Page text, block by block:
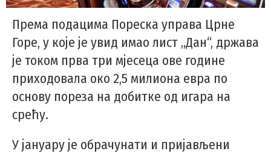
Према подацима Пореска управа Црне
Горе, у које је увид имао лист „Дан“, држава
је током прва три мјесеца ове године
приходовала око 2,5 милиона евра по
основу пореза на добитке од игара на
срећу.
У јануару је обрачунати и пријављени